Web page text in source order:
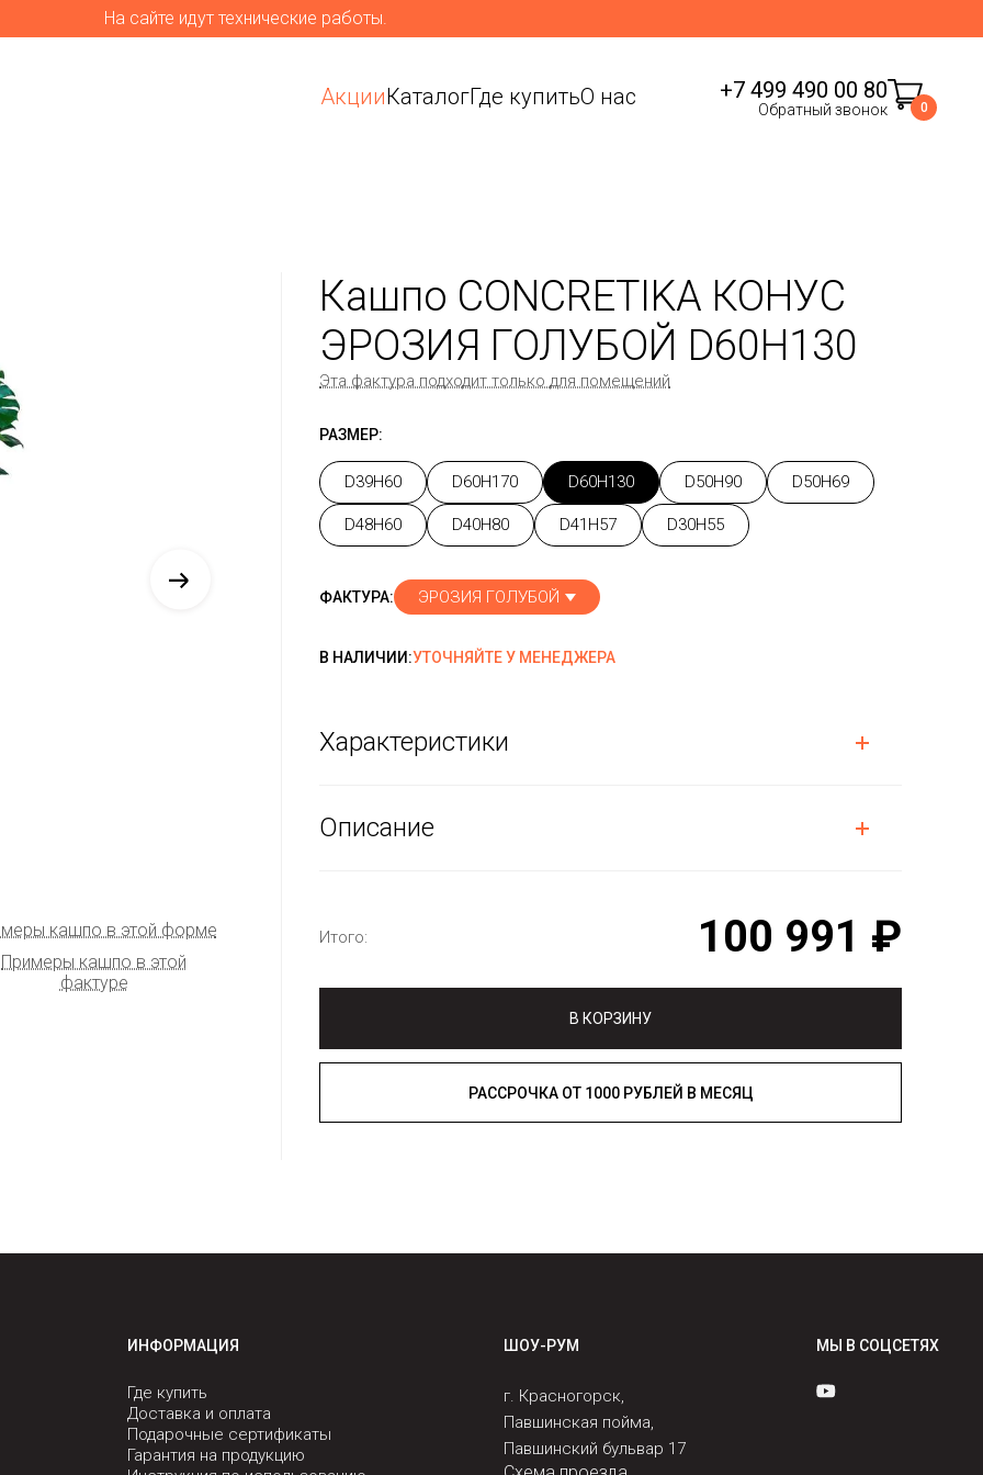
На сайте идут технические работы.
АкцииКаталогГде купитьО нас +7 499 490 00 80
Обратный звонок 0
кашпо в этой форме
Примеры кашпо в этой
фактуре
Кашпо CONCRETIKA КОНУС
ЭРОЗИЯ ГОЛУБОЙ D60H130
Эта фактура подходит только для помещений
РАЗМЕР:
D39H60 D60H170 D60H130 D50H90 D50H69
D48H60 D40H80 D41H57 D30H55
ФАКТУРА: ЭРОЗИЯ ГОЛУБОЙ
В НАЛИЧИИ:УТОЧНЯЙТЕ У МЕНЕДЖЕРА
Характеристики
Описание
Итого: 100 991 ₽
В КОРЗИНУ
РАССРОЧКА ОТ 1000 РУБЛЕЙ В МЕСЯЦ
ИНФОРМАЦИЯ
Где купить
Доставка и оплата
Подарочные сертификаты
Гарантия на продукцию
ШОУ-РУМ
г. Красногорск,
Павшинская пойма,
Павшинский бульвар 17
МЫ В СОЦСЕТЯХ